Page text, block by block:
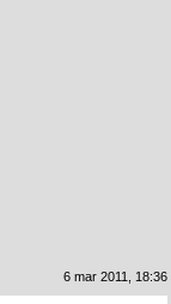
6 mar 2011, 18:36